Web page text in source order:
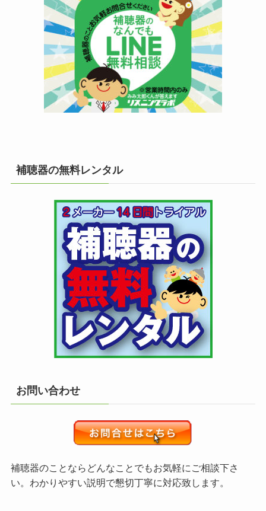
補聴器の無料レンタル
お問い合わせ
補聴器のことならどんなことでもお気軽にご相談下さ
い。わかりやすい説明で懇切丁寧に対応致します。